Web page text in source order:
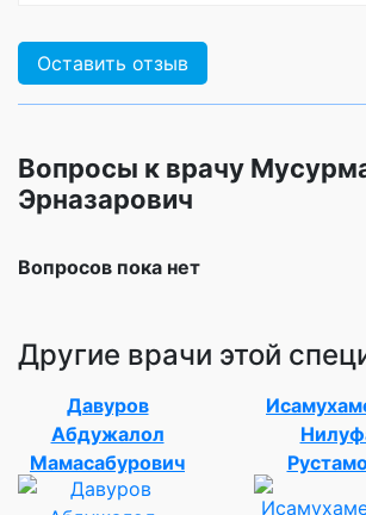
Оставить отзыв
Вопросы к врачу
Эрназарович
Вопросов пока нет
Другие врачи этой
Давуров
Абдужалол
Мамасабурович